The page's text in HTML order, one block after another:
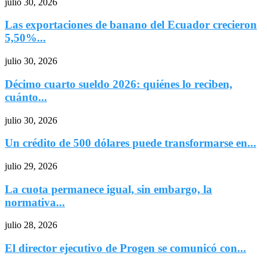
Las exportaciones de banano del Ecuador crecieron
5,50%...
julio 30, 2026
Décimo cuarto sueldo 2026: quiénes lo reciben,
cuánto...
julio 30, 2026
Un crédito de 500 dólares puede transformarse en...
julio 29, 2026
La cuota permanece igual, sin embargo, la
normativa...
julio 28, 2026
El director ejecutivo de Progen se comunicó con...